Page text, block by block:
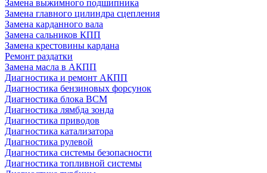
Замена выжимного подшипника
Замена главного цилиндра сцепления
Замена карданного вала
Замена сальников КПП
Замена крестовины кардана
Ремонт раздатки
Замена масла в АКПП
Диагностика и ремонт АКПП
Диагностика бензиновых форсунок
Диагностика блока BCM
Диагностика лямбда зонда
Диагностика приводов
Диагностика катализатора
Диагностика рулевой
Диагностика системы безопасности
Диагностика топливной системы